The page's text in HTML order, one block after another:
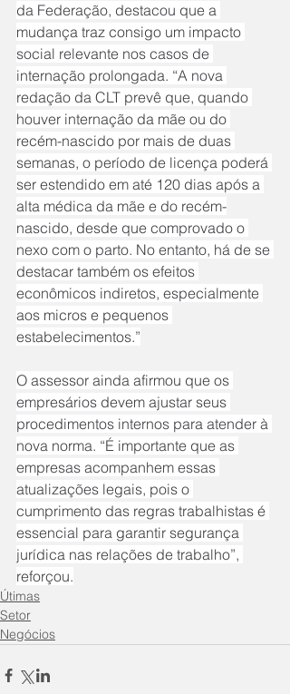
da Federação, destacou que a
mudança traz consigo um impacto
social relevante nos casos de
internação prolongada. “A nova
redação da CLT prevê que, quando
houver internação da mãe ou do
recém-nascido por mais de duas
semanas, o período de licença poderá
ser estendido em até 120 dias após a
alta médica da mãe e do recém-
nascido, desde que comprovado o
nexo com o parto. No entanto, há de se
destacar também os efeitos
econômicos indiretos, especialmente
aos micros e pequenos
estabelecimentos.”
O assessor ainda afirmou que os
empresários devem ajustar seus
procedimentos internos para atender à
nova norma. “É importante que as
empresas acompanhem essas
atualizações legais, pois o
cumprimento das regras trabalhistas é
essencial para garantir segurança
jurídica nas relações de trabalho”,
reforçou.
Útimas
Setor
Negócios